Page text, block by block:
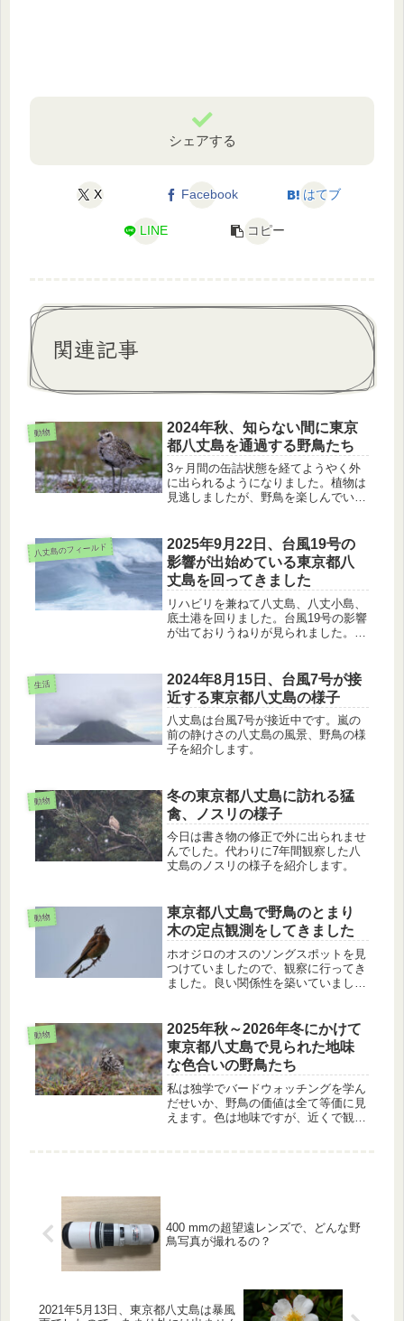
シェアする
X Facebook はてブ
LINE コピー
関連記事
動物
2024年秋、知らない間に東京
都八丈島を通過する野鳥たち
3ヶ月間の缶詰状態を経てようやく外
に出られるようになりました。植物は
見逃しましたが、野鳥を楽しんでいま
八丈島のフィールド
2025年9月22日、台風19号の
影響が出始めている東京都八
丈島を回ってきました
リハビリを兼ねて八丈島、八丈小島、
底土港を回りました。台風19号の影響
が出ておりうねりが見られました。ま
生活
2024年8月15日、台風7号が接
近する東京都八丈島の様子
八丈島は台風7号が接近中です。嵐の
前の静けさの八丈島の風景、野鳥の様
子を紹介します。
動物
冬の東京都八丈島に訪れる猛
禽、ノスリの様子
今日は書き物の修正で外に出られませ
んでした。代わりに7年間観察した八
丈島のノスリの様子を紹介します。
動物
東京都八丈島で野鳥のとまり
木の定点観測をしてきました
ホオジロのオスのソングスポットを見
つけていましたので、観察に行ってき
ました。良い関係性を築いていました
はホオジロの巣立ち雛（若鳥）やシチ
トウメジロも来ました。
動物
2025年秋～2026年冬にかけて
東京都八丈島で見られた地味
な色合いの野鳥たち
私は独学でバードウォッチングを学ん
だせいか、野鳥の価値は全て等価に見
えます。色は地味ですが、近くで観察
400 mmの超望遠レンズで、どんな野
鳥写真が撮れるの？
2021年5月13日、東京都八丈島は暴風